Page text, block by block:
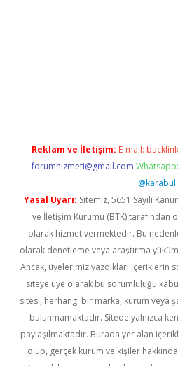
Reklam ve İletişim: E-mail:
forumhizmeti@gmail.com
@karabul
Yasal Uyarı: Sitemiz, 5651 Sayılı
ve İletişim Kurumu (BTK) tarafından
olarak hizmet vermektedir. Bu
olarak denetleme veya araştırma
Ancak, üyelerimiz yazdıkları içeriklerin
siteye üye olarak bu sorumluluğu
sitesi, herhangi bir marka, kurum veya
bulunmamaktadır. Sitede yalnızca
paylaşılmaktadır. Burada yer alan
olup, gerçek kurum ve kişiler